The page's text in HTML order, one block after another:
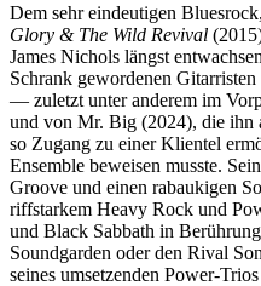
Dem sehr eindeutigen
Glory & The Wild Revival
James Nichols längst
Schrank gewordenen
— zuletzt unter anderem im
und von Mr. Big (2024), die ihn
so Zugang zu einer Klientel
Ensemble beweisen musste.
Groove und einen rabaukigen
riffstarkem Heavy Rock und
und Black Sabbath in
Soundgarden oder den Rival
seines umsetzenden Power-